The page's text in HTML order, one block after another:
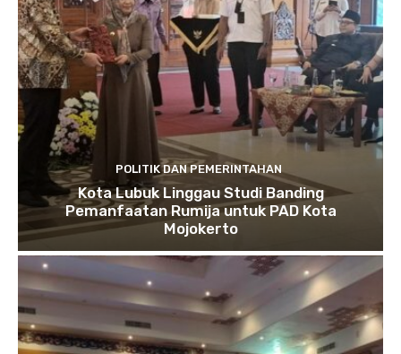
POLITIK DAN PEMERINTAHAN
Kota Lubuk Linggau Studi Banding
Pemanfaatan Rumija untuk PAD Kota
Mojokerto